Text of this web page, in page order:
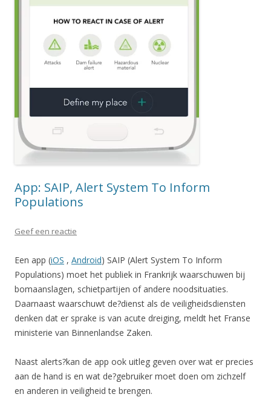
App: SAIP, Alert System To Inform
Populations
Geef een reactie
Een app (iOS , Android) SAIP (Alert System To Inform
Populations) moet het publiek in Frankrijk waarschuwen bij
bomaanslagen, schietpartijen of andere noodsituaties.
Daarnaast waarschuwt de?dienst als de veiligheidsdiensten
denken dat er sprake is van acute dreiging, meldt het Franse
ministerie van Binnenlandse Zaken.
Naast alerts?kan de app ook uitleg geven over wat er precies
aan de hand is en wat de?gebruiker moet doen om zichzelf
en anderen in veiligheid te brengen.